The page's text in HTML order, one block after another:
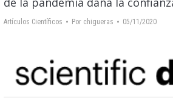
Artículos Científicos Por chigueras 05/11/2020